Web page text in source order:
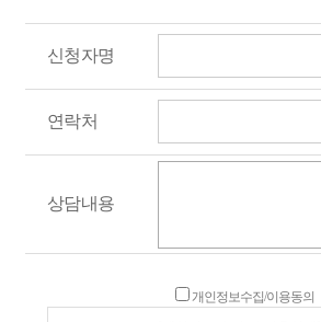
신청자명
연락처
상담내용
개인정보수집/이용동의